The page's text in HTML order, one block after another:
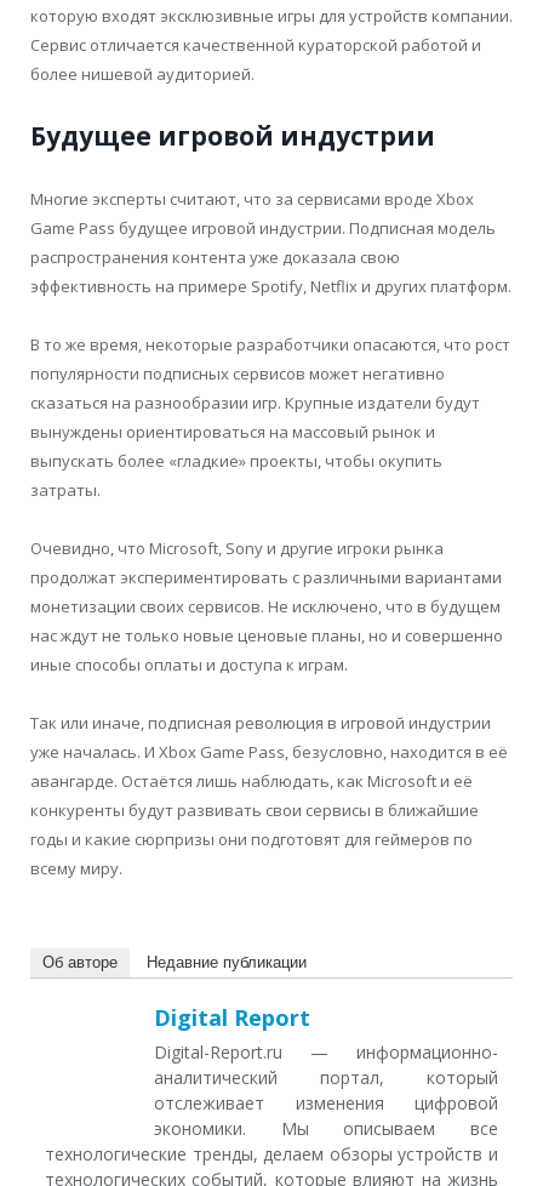
которую входят эксклюзивные игры для устройств компании.
Сервис отличается качественной кураторской работой и
более нишевой аудиторией.
Будущее игровой индустрии
Многие эксперты считают, что за сервисами вроде Xbox
Game Pass будущее игровой индустрии. Подписная модель
распространения контента уже доказала свою
эффективность на примере Spotify, Netflix и других платформ.
В то же время, некоторые разработчики опасаются, что рост
популярности подписных сервисов может негативно
сказаться на разнообразии игр. Крупные издатели будут
вынуждены ориентироваться на массовый рынок и
выпускать более «гладкие» проекты, чтобы окупить
затраты.
Очевидно, что Microsoft, Sony и другие игроки рынка
продолжат экспериментировать с различными вариантами
монетизации своих сервисов. Не исключено, что в будущем
нас ждут не только новые ценовые планы, но и совершенно
иные способы оплаты и доступа к играм.
Так или иначе, подписная революция в игровой индустрии
уже началась. И Xbox Game Pass, безусловно, находится в её
авангарде. Остаётся лишь наблюдать, как Microsoft и её
конкуренты будут развивать свои сервисы в ближайшие
годы и какие сюрпризы они подготовят для геймеров по
всему миру.
Об авторе Недавние публикации
Digital Report
Digital-Report.ru — информационно-
аналитический портал, который
отслеживает изменения цифровой
экономики. Мы описываем все
технологические тренды, делаем обзоры устройств и
технологических событий, которые влияют на жизнь